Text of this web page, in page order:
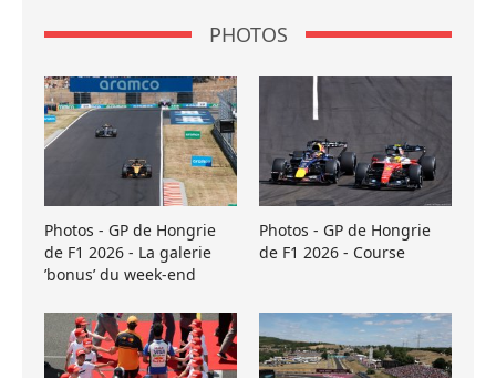
PHOTOS
Photos - GP de Hongrie
de F1 2026 - La galerie
’bonus’ du week-end
Photos - GP de Hongrie
de F1 2026 - Course